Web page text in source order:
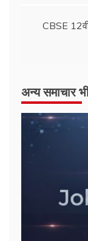
CBSE
अन्य समाचार